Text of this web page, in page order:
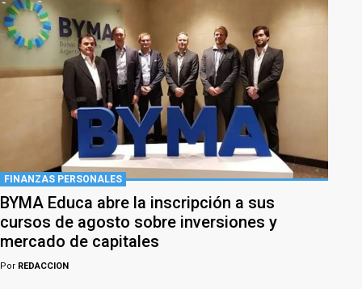
FINANZAS PERSONALES
BYMA Educa abre la inscripción a sus
cursos de agosto sobre inversiones y
mercado de capitales
Por REDACCION